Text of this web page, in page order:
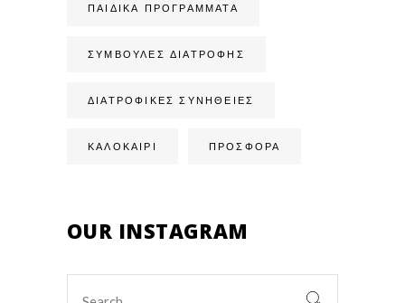
ΠΑΙΔΙΚΆ ΠΡΟΓΡΆΜΜΑΤΑ
ΣΥΜΒΟΥΛΈΣ ΔΙΑΤΡΟΦΉΣ
ΔΙΑΤΡΟΦΙΚΈΣ ΣΥΝΉΘΕΙΕΣ
ΚΑΛΟΚΑΙΡΙ ΠΡΟΣΦΟΡΑ
OUR INSTAGRAM